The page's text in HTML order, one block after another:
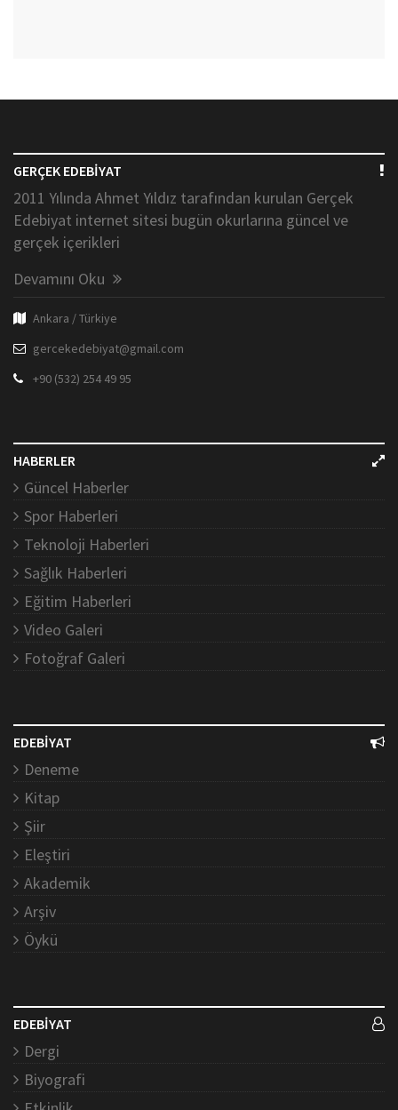
GERÇEK EDEBİYAT
2011 Yılında Ahmet Yıldız tarafından kurulan Gerçek
Edebiyat internet sitesi bugün okurlarına güncel ve
gerçek içerikleri
Devamını Oku
Ankara / Türkiye
gercekedebiyat@gmail.com
+90 (532) 254 49 95
HABERLER
Güncel Haberler
Spor Haberleri
Teknoloji Haberleri
Sağlık Haberleri
Eğitim Haberleri
Video Galeri
Fotoğraf Galeri
EDEBİYAT
Deneme
Kitap
Şiir
Eleştiri
Akademik
Arşiv
Öykü
EDEBİYAT
Dergi
Biyografi